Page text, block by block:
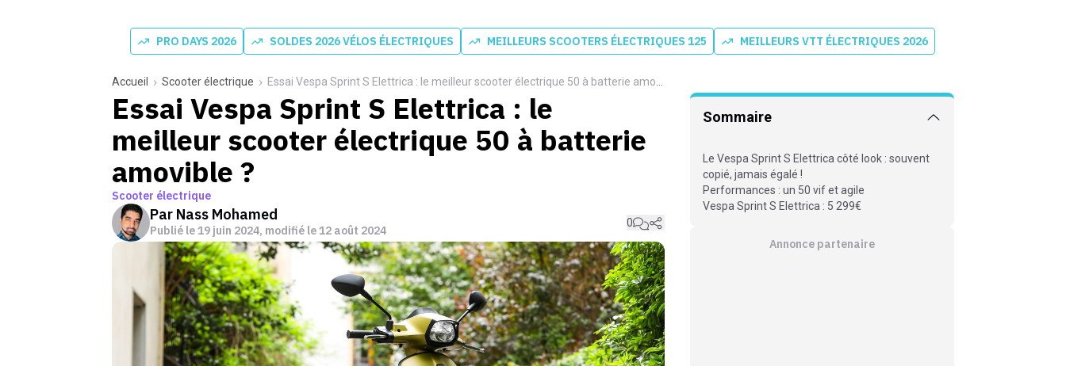
PRO DAYS 2026 SOLDES 2026 VÉLOS ÉLECTRIQUES MEILLEURS SCOOTERS ÉLECTRIQUES 125 MEILLEURS VTT ÉLECTRIQUES 2026
Accueil Scooter électrique Essai Vespa Sprint S Elettrica : le meilleur scooter électrique 50 à batterie amovible ?
Essai Vespa Sprint S Elettrica : le
meilleur scooter électrique 50 à batterie
amovible ?
Scooter électrique
Par Nass Mohamed
Publié le19 juin 2024, modifié le 12 août 2024
0
Sommaire
Le Vespa Sprint S Elettrica côté look : souvent
copié, jamais égalé !
Performances : un 50 vif et agile
Vespa Sprint S Elettrica : 5 299€
Annonce partenaire